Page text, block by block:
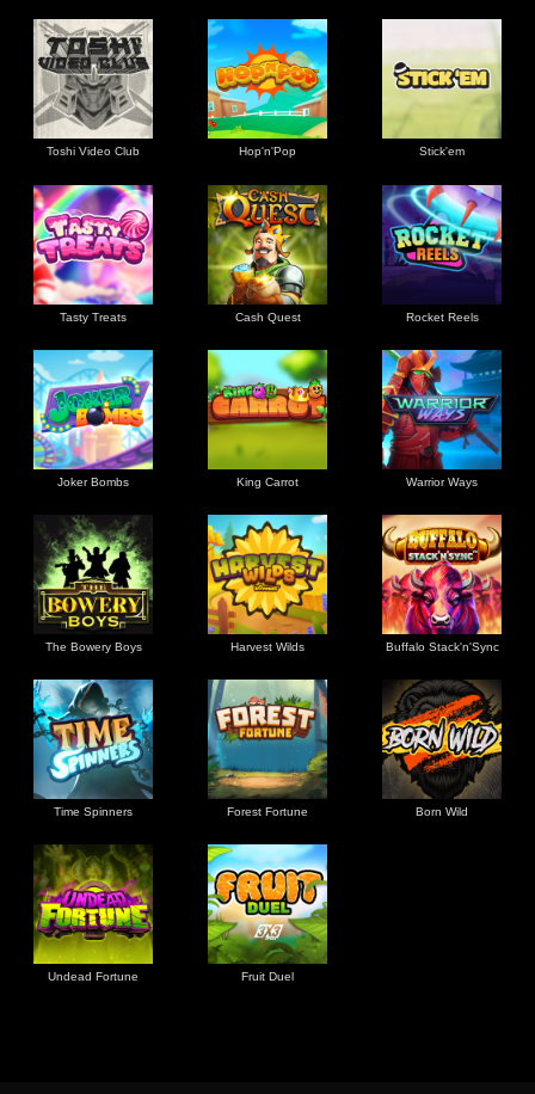
Toshi Video Club Hop'n'Pop Stick'em
Tasty Treats Cash Quest Rocket Reels
Joker Bombs King Carrot Warrior Ways
The Bowery Boys Harvest Wilds Buffalo Stack'n'Sync
Time Spinners Forest Fortune Born Wild
Undead Fortune Fruit Duel